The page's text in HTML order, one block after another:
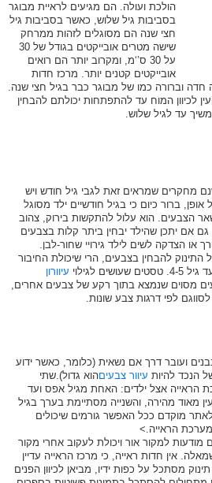
הולכת ועולה. הם מגיעים לראיית מבוגר
בסביבות גיל שלוש, כאשר בסביבות גיל
חצי שנה הם מסוגלים לזהות ממרחק
שישה מטרים אובייקטים בגודל של 30
על 30 ס’‘מ, ומקרוב יותר הם רואים
אובייקטים קטנים יותר. מרכז חדות
חדה וברורה כמו של מבוגר כבר בגיל חצי שנה.
לכיוון המוח עד להתפתחות יכולתם להבחין
עד לגיל שלוש.
מחקרים שמראים זאת לגבי גיל חודש ויש
ברור כיום כי בגיל חודשיים ילד מסוגל
הצבעים. הוא עלול להתקשות בירוק, צהוב
גם אם יתכן שהילד יבחין ביתר קלות בצבעים
או הצדקה לשים לילד גירויי שחור-לבן.
להבחין בצבעים, הרי שיכולת החיבור
לגילוי
עיוורון
מסוים שנמצא בתוך רקע של צבעים אחרים,
לסווגם לפי דרגות צבע שונות.
ועובר דרך אם נשאית (כלומר, כאשר ידוע
הנכד להיות עיוור צבעיםהוא גדול).שתי
הראייה אצל ילדים: האחת מגיל אפס ועד
מאוד מהירה, והשנייה מסתיימת בערך בגיל
מוקדם ככל האפשר גורמים שיכולים
הראייה.>
עם מודעות למקור אור ויכולת לעקוב אחרי מקור
אין חדות ראייה, כי מרכז הראייה עדיין
4-6 חודשים: תינוק מסתכל על כפות ידיו, מביאן לכיוון הפנים